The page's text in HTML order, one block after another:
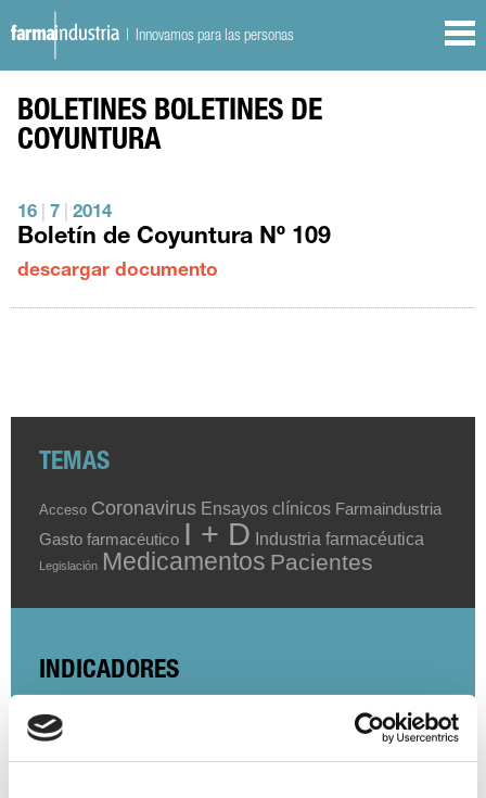
| Innovamos para las personas
BOLETINES BOLETINES DE
COYUNTURA
16 7 2014
Boletín de Coyuntura Nº 109
descargar documento
TEMAS
Acceso Coronavirus Ensayos clínicos Farmaindustria
Gasto farmacéutico I + D Industria farmacéutica
Legislación Medicamentos Pacientes
INDICADORES
El valor estratégico de la industria
farmacéutica (2024)